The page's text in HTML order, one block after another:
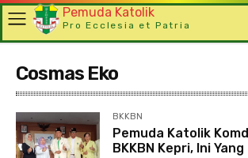
Pemuda Katolik
Pro Ecclesia et Patria
Cosmas Eko
BKKBN
Pemuda Katolik
BKKBN Kepri, Ini